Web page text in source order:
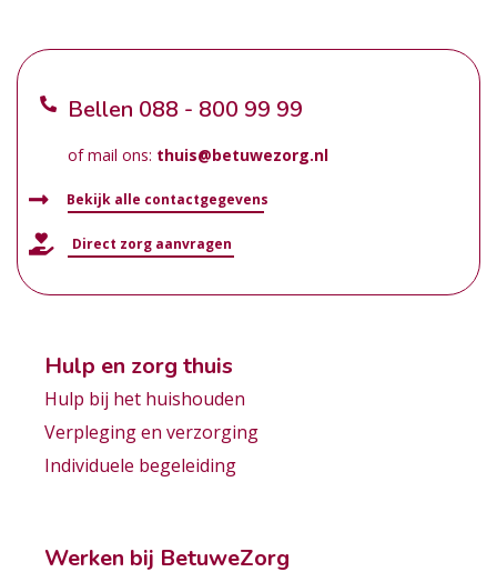
Bellen 088 - 800 99 99
of mail ons: thuis@betuwezorg.nl
Bekijk alle contactgegevens
Direct zorg aanvragen
Hulp en zorg thuis
Hulp bij het huishouden
Verpleging en verzorging
Individuele begeleiding
Werken bij BetuweZorg